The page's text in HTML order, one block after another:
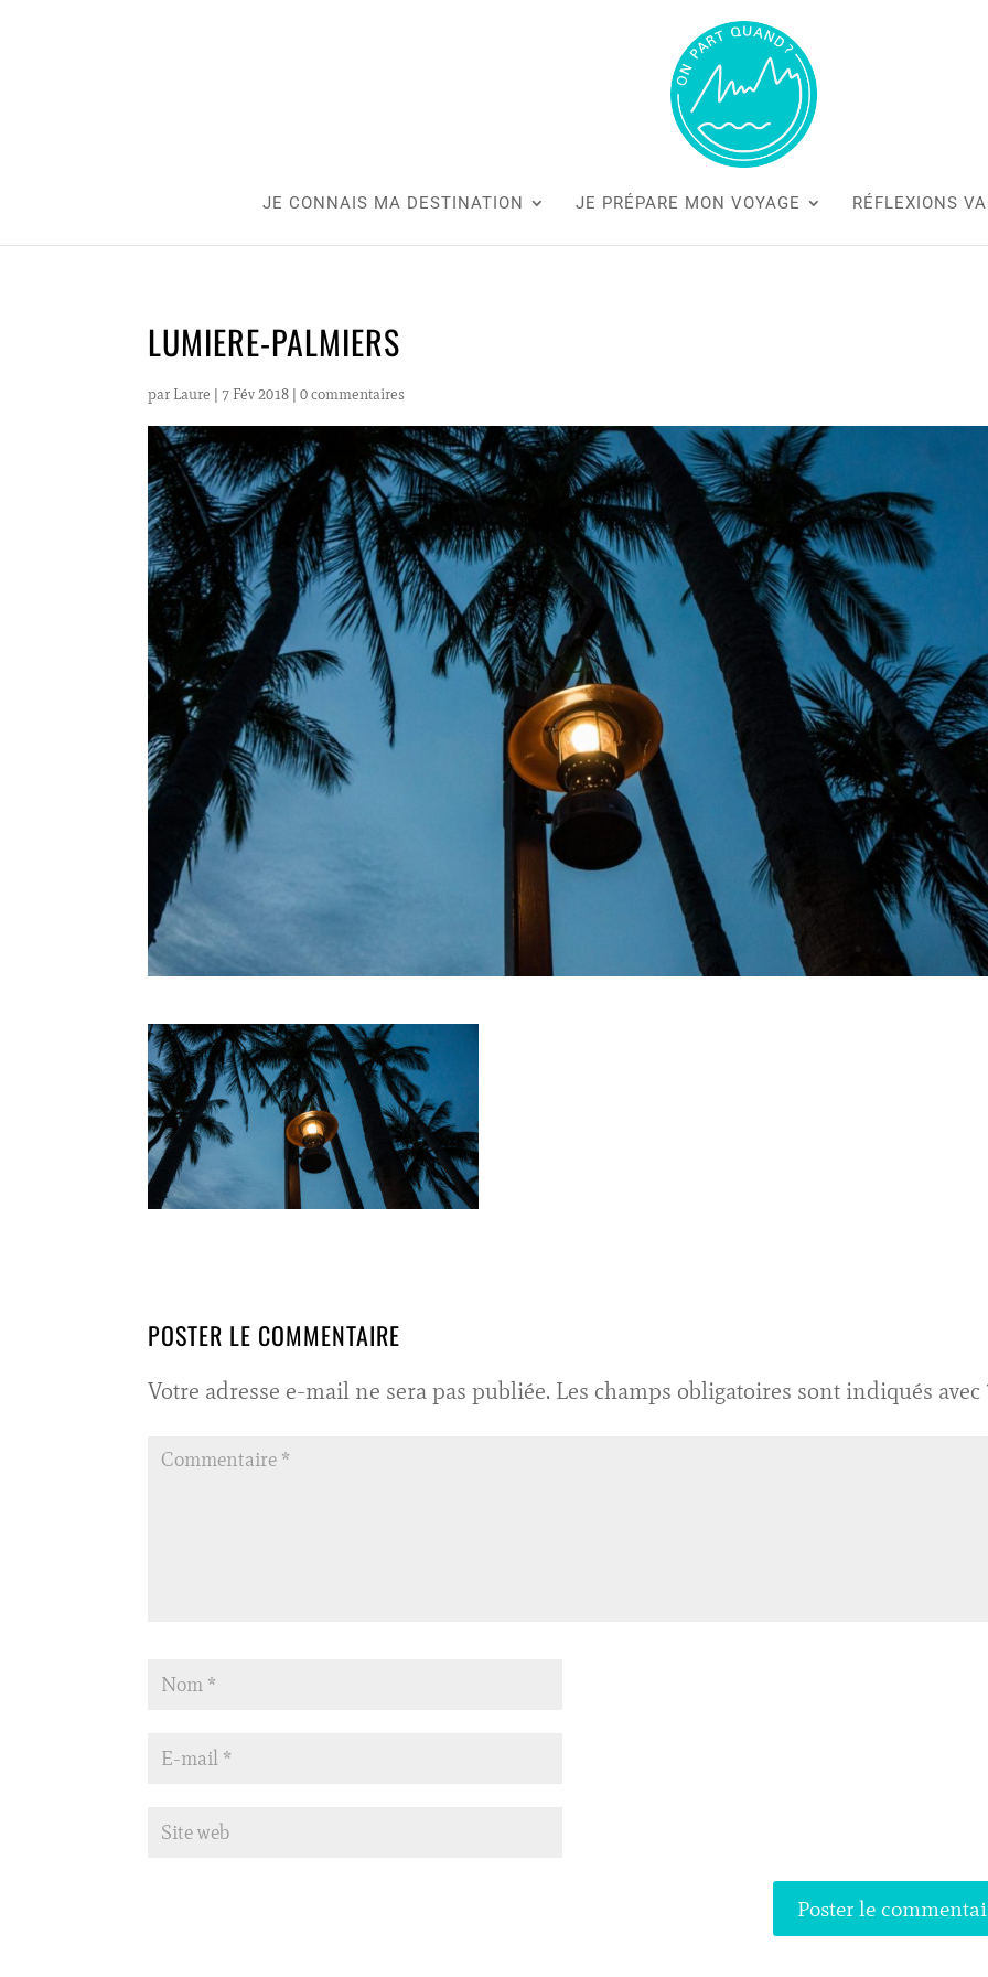
JE CONNAIS MA DESTINATION JE PRÉPARE MON VOYAGE RÉFLEXIONS
LUMIERE-PALMIERS
par Laure |7 Fév 2018 |0 commentaires
POSTER LE COMMENTAIRE
Votre adresse e-mail ne sera pas publiée. Les champs obligatoires sont indiqués avec